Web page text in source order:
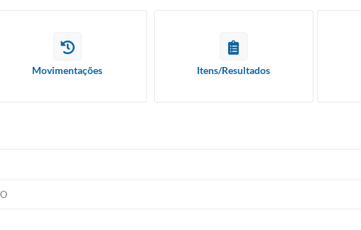
Movimentações Itens/Resultados